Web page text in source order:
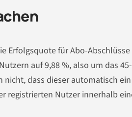
Erfolgsquote für Abo-
auf 9,88 %, also um das
nicht, dass dieser automatisch ein
registrierten Nutzer innerhalb